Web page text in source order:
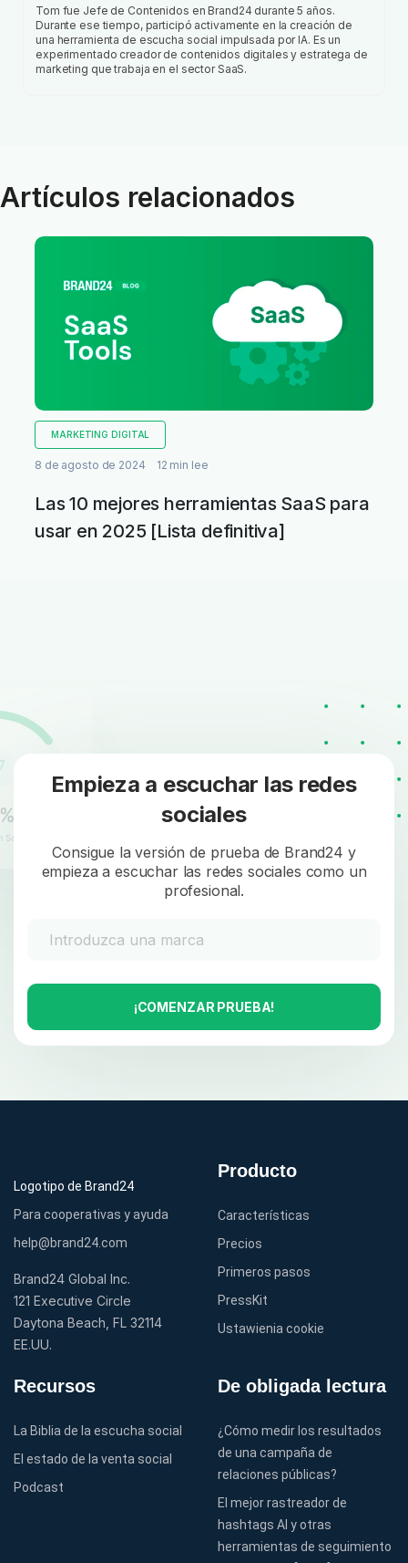
Tom fue Jefe de Contenidos en Brand24 durante 5 años.
Durante ese tiempo, participó activamente en la creación de
una herramienta de escucha social impulsada por IA. Es un
experimentado creador de contenidos digitales y estratega de
marketing que trabaja en el sector SaaS.
Artículos relacionados
MARKETING DIGITAL
8 de agosto de 2024 12 min lee
Las 10 mejores herramientas SaaS para
usar en 2025 [Lista definitiva]
Empieza a escuchar las redes
sociales
Consigue la versión de prueba de Brand24 y
empieza a escuchar las redes sociales como un
profesional.
¡COMENZAR PRUEBA!
Para cooperativas y ayuda
help@brand24.com
Brand24 Global Inc.
121 Executive Circle
Daytona Beach, FL 32114
EE.UU.
Producto
Características
Precios
Primeros pasos
PressKit
Ustawienia cookie
De obligada lectura
¿Cómo medir los resultados
de una campaña de
relaciones públicas?
El mejor rastreador de
hashtags AI y otras
herramientas de seguimiento
Recursos
La Biblia de la escucha social
El estado de la venta social
Podcast